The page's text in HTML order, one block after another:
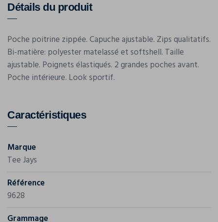
Détails du produit
Poche poitrine zippée. Capuche ajustable. Zips qualitatifs.
Bi-matière: polyester matelassé et softshell. Taille
ajustable. Poignets élastiqués. 2 grandes poches avant.
Poche intérieure. Look sportif.
Caractéristiques
Marque
Tee Jays
Référence
9628
Grammage